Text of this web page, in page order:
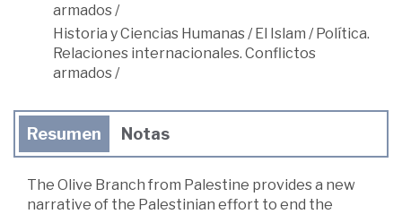
armados/
Historia y Ciencias Humanas/El Islam /Política.
Relaciones internacionales. Conflictos
armados/
Resumen Notas
The Olive Branch from Palestine provides a new
narrative of the Palestinian effort to end the